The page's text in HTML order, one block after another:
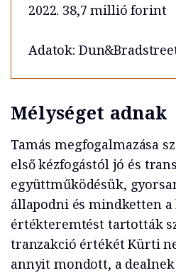
2022. 38,7 millió forint
Adatok:
Mélységet adnak
Tamás megfogalmazása
első kézfogástól jó és
együttműködésük,
állapodni és mindketten a
értékteremtést tartották
tranzakció értékét Kürti
annyit mondott, a